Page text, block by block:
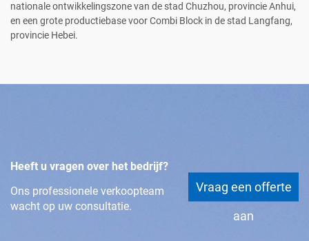
nationale ontwikkelingszone van de stad Chuzhou, provincie Anhui,
en een grote productiebase voor Combi Block in de stad Langfang,
provincie Hebei.
Heeft u vragen over het bedrijf?
Ons professionele verkoopteam
wacht op uw consultatie.
Vraag een offerte
aan